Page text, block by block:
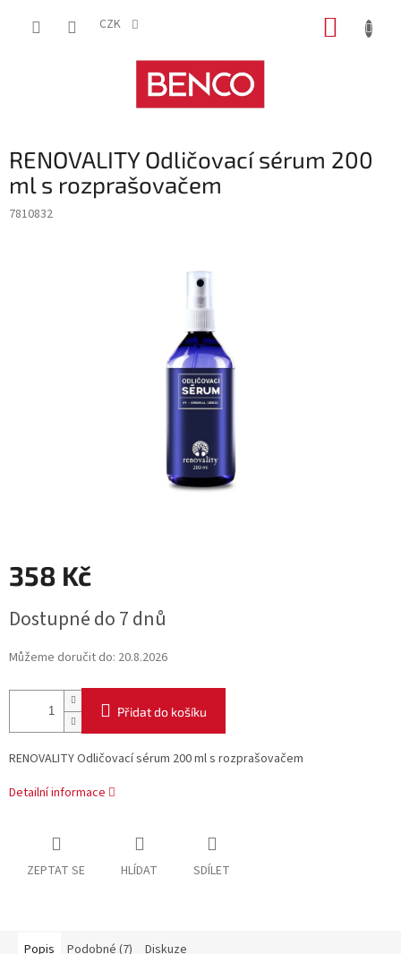
CZK
RENOVALITY Odličovací sérum 200
ml s rozprašovačem
7810832
358 Kč
cena:
Dostupné do 7 dnů
Můžeme doručit do: 20.8.2026
Přidat do košíku
RENOVALITY Odličovací sérum 200 ml s rozprašovačem
Detailní informace
ZEPTAT SE HLÍDAT SDÍLET
Popis Podobné (7) Diskuze